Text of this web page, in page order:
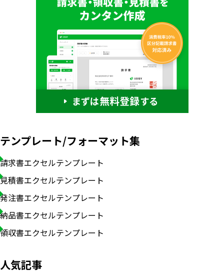
テンプレート/フォーマット集
請求書エクセルテンプレート
見積書エクセルテンプレート
発注書エクセルテンプレート
納品書エクセルテンプレート
領収書エクセルテンプレート
人気記事